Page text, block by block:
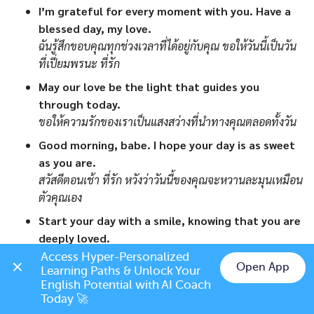
I’m grateful for every moment with you. Have a
blessed day, my love.
ฉันรู้สึกขอบคุณทุกช่วงเวลาที่ได้อยู่กับคุณ ขอให้วันนี้เป็นวัน
ที่เปี่ยมพรนะ ที่รัก
May our love be the light that guides you
through today.
ขอให้ความรักของเราเป็นแสงสว่างที่นำทางคุณตลอดทั้งวัน
Good morning, babe. I hope your day is as sweet
as you are.
สวัสดีตอนเช้า ที่รัก หวังว่าวันนี้ของคุณจะหวานละมุนเหมือน
ตัวคุณเอง
Start your day with a smile, knowing that you are
deeply loved.
เริ่มต้นวันด้วยรอยยิ้ม พร้อมกับรู้ไว้ว่าคุณถูกรักอย่างสุดหัวใจ
Sending you my warmest wishes for a day filled
with success and joy.
Chat on LINE
Access Hyper-Personalized
Learning Paths & Unlock Your
English Potential with AI Coach
Today 🚀
Open App